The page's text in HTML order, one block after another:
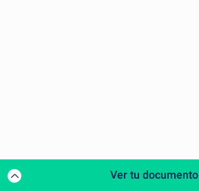
Ver tu documento